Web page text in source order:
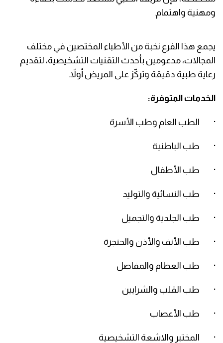
ومهنية واهتمام.
يجمع هذا الفرع نخبة من الأطباء المختصين في مختلف
المجالات، مدعومين بأحدث التقنيات التشخيصية، لتقديم
رعاية طبية دقيقة وتركّز على المريض أولاً.
الخدمات المتوفرة:
· الطب العام وطب الأسرة
· طب الباطنية
· طب الأطفال
· طب النسائية والتوليد
· طب الجلدية والتجميل
· طب الأنف والأذن والحنجرة
· طب العظام والمفاصل
· طب القلب والشرايين
· طب الأعصاب
· المختبر والاشعة التشخيصية